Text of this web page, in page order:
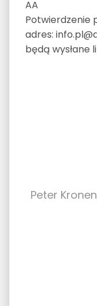
AA
Potwierdzenie
adres:
będą wysłane
Peter